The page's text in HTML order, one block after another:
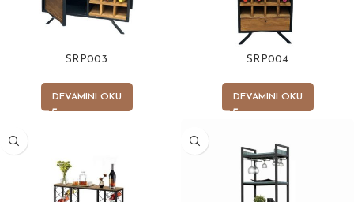
SRP003
DEVAMINI OKU
SRP004
DEVAMINI OKU